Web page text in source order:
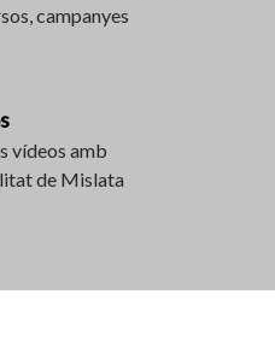
campanyes
vídeos amb
de Mislata